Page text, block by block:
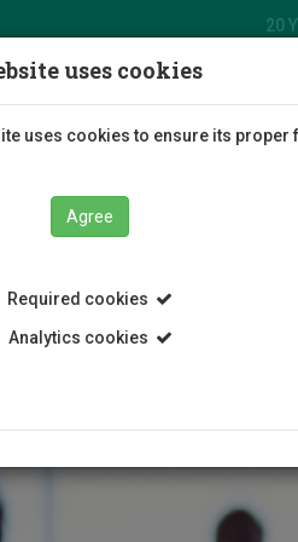
20
uses cookies
uses cookies to ensure its proper
Agree
Required cookies
Analytics cookies